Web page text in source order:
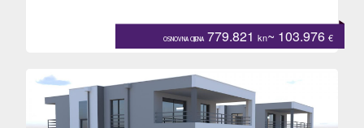
OSNOVNA CIJENA 779.821 kn~ 103.976 €